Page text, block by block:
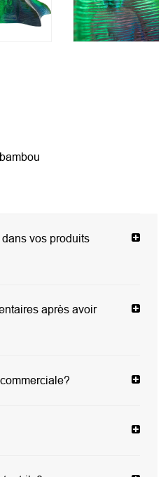
vos produits
après avoir